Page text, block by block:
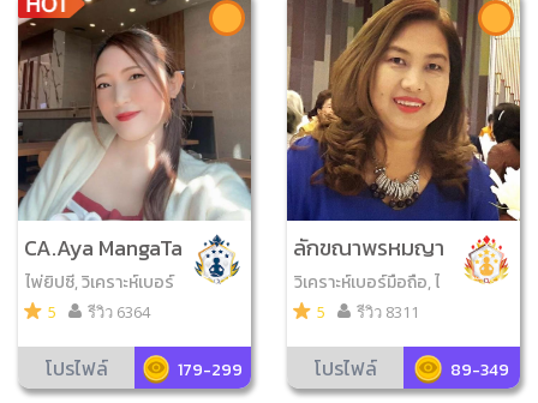
CA.Aya MangaTa
rot
ไพ่ยิปซี, วิเคราะห์เบอร์
มือถือ, ไพ่ออราเคิล, ไพ่
์, ศาสตร์เสี่ยงทาย, ไ
พ่โชคดีมีสุข, ดูเลขมงค
5 รีวิว 6364
โปรไฟล์ 179-299
ลักขณาพรหมญา
ณ
วิเคราะห์เบอร์มือถือ, ไ
พ่พรหมญาณ, ดูฤกษ์ม
5 รีวิว 8311
โปรไฟล์ 89-349